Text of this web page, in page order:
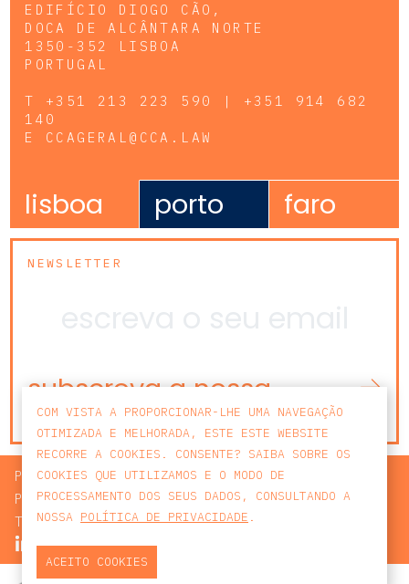
EDIFÍCIO DIOGO CÃO,
DOCA DE ALCÂNTARA NORTE
1350-352 LISBOA
PORTUGAL
T +351 213 223 590 | +351 914 682
140
E CCAGERAL@CCA.LAW
lisboa porto faro
NEWSLETTER
subscreva a nossa
newsletter
PROCURAR
POLÍTICA DE PRIVACIDADE
TERMOS E CONDIÇÕES
COM VISTA A PROPORCIONAR-LHE UMA NAVEGAÇÃO
OTIMIZADA E MELHORADA, ESTE ESTE WEBSITE
RECORRE A COOKIES. CONSENTE? SAIBA SOBRE OS
COOKIES QUE UTILIZAMOS E O MODO DE
PROCESSAMENTO DOS SEUS DADOS, CONSULTANDO A
NOSSA POLÍTICA DE PRIVACIDADE .
ACEITO COOKIES